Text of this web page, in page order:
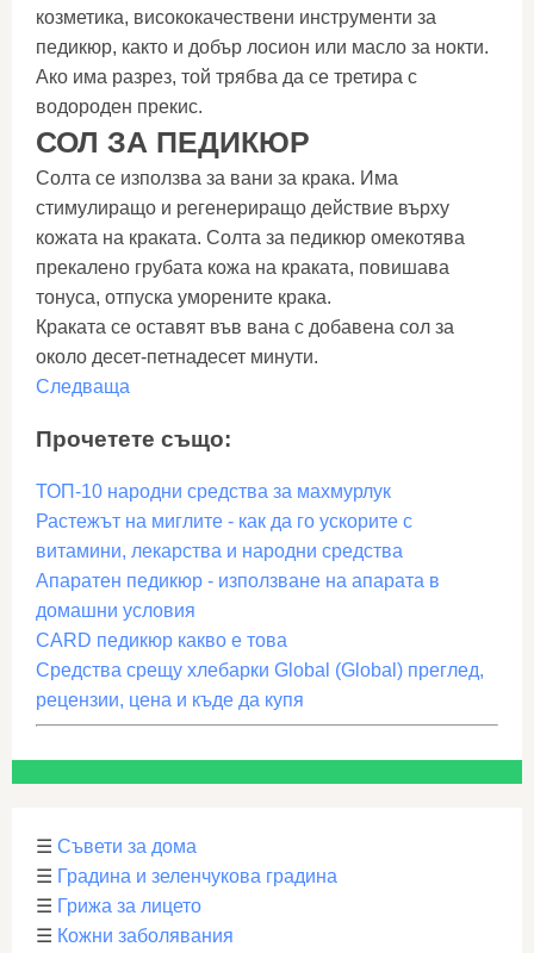
козметика, висококачествени инструменти за
педикюр, както и добър лосион или масло за нокти.
Ако има разрез, той трябва да се третира с
водороден прекис.
СОЛ ЗА ПЕДИКЮР
Солта се използва за вани за крака. Има
стимулиращо и регенериращо действие върху
кожата на краката. Солта за педикюр омекотява
прекалено грубата кожа на краката, повишава
тонуса, отпуска уморените крака.
Краката се оставят във вана с добавена сол за
около десет-петнадесет минути.
Следваща
Прочетете също:
ТОП-10 народни средства за махмурлук
Растежът на миглите - как да го ускорите с
витамини, лекарства и народни средства
Апаратен педикюр - използване на апарата в
домашни условия
CARD педикюр какво е това
Средства срещу хлебарки Global (Global) преглед,
рецензии, цена и къде да купя
☰ Съвети за дома
☰ Градина и зеленчукова градина
☰ Грижа за лицето
☰ Кожни заболявания